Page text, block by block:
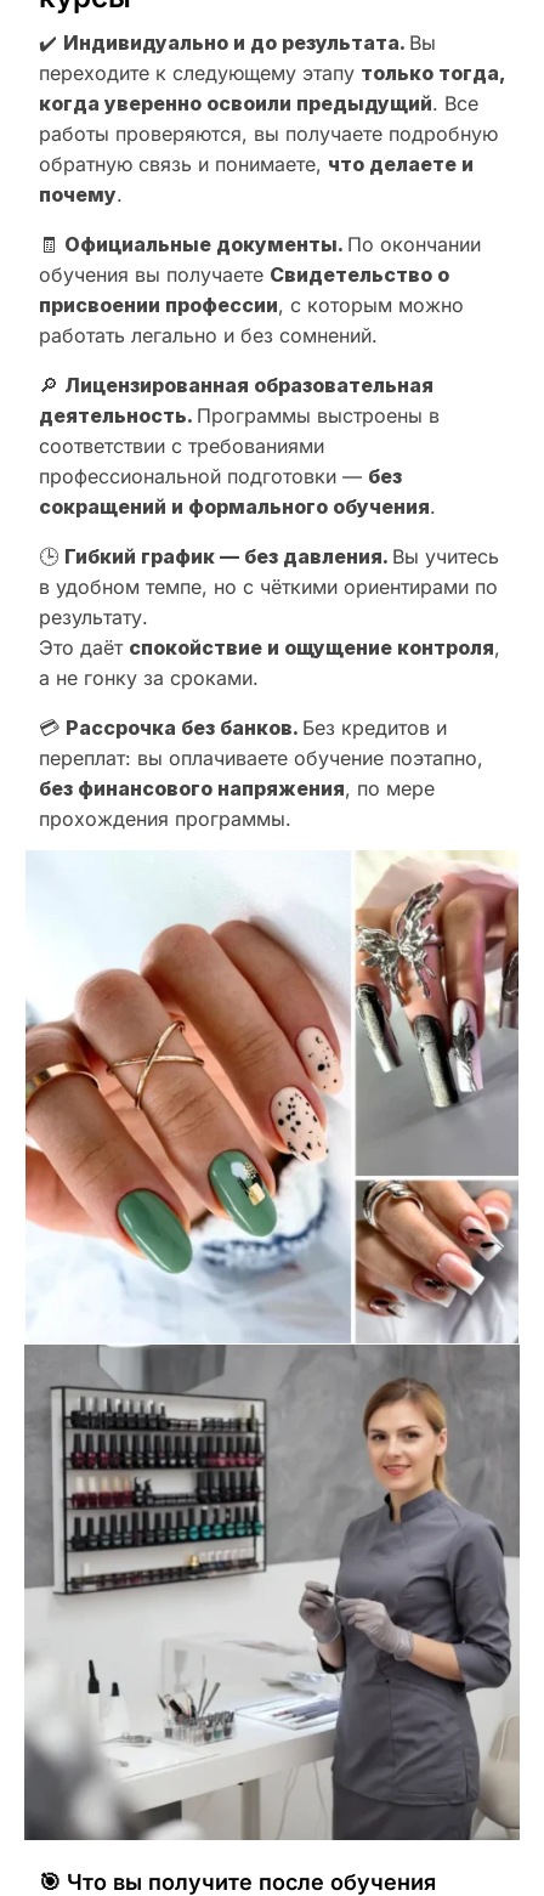
✔️ Индивидуально и до результата. Вы
переходите к следующему этапу только тогда,
когда уверенно освоили предыдущий. Все
работы проверяются, вы получаете подробную
обратную связь и понимаете, что делаете и
почему.
🧾 Официальные документы. По окончании
обучения вы получаете Свидетельство о
присвоении профессии, с которым можно
работать легально и без сомнений.
🔎 Лицензированная образовательная
деятельность. Программы выстроены в
соответствии с требованиями
профессиональной подготовки — без
сокращений и формального обучения.
🕒 Гибкий график — без давления. Вы учитесь
в удобном темпе, но с чёткими ориентирами по
результату.
Это даёт спокойствие и ощущение контроля,
а не гонку за сроками.
💳 Рассрочка без банков. Без кредитов и
переплат: вы оплачиваете обучение поэтапно,
без финансового напряжения, по мере
прохождения программы.
🎯 Что вы получите после обучения